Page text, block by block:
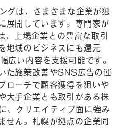
グは、さまざまな企業が独
展開しています。専門家が
上場企業との豊富な取引
地域のビジネスにも還元
広い内容を支援可能です。
た施策改善やSNS広告の運
ローチで顧客獲得を狙いや
大手企業とも取引がある株
、クリエイティブ面に強み
せん。札幌が拠点の企業同